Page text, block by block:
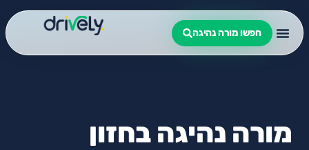
חפשו מורה נהיגה
מורה נהיגה בחזון